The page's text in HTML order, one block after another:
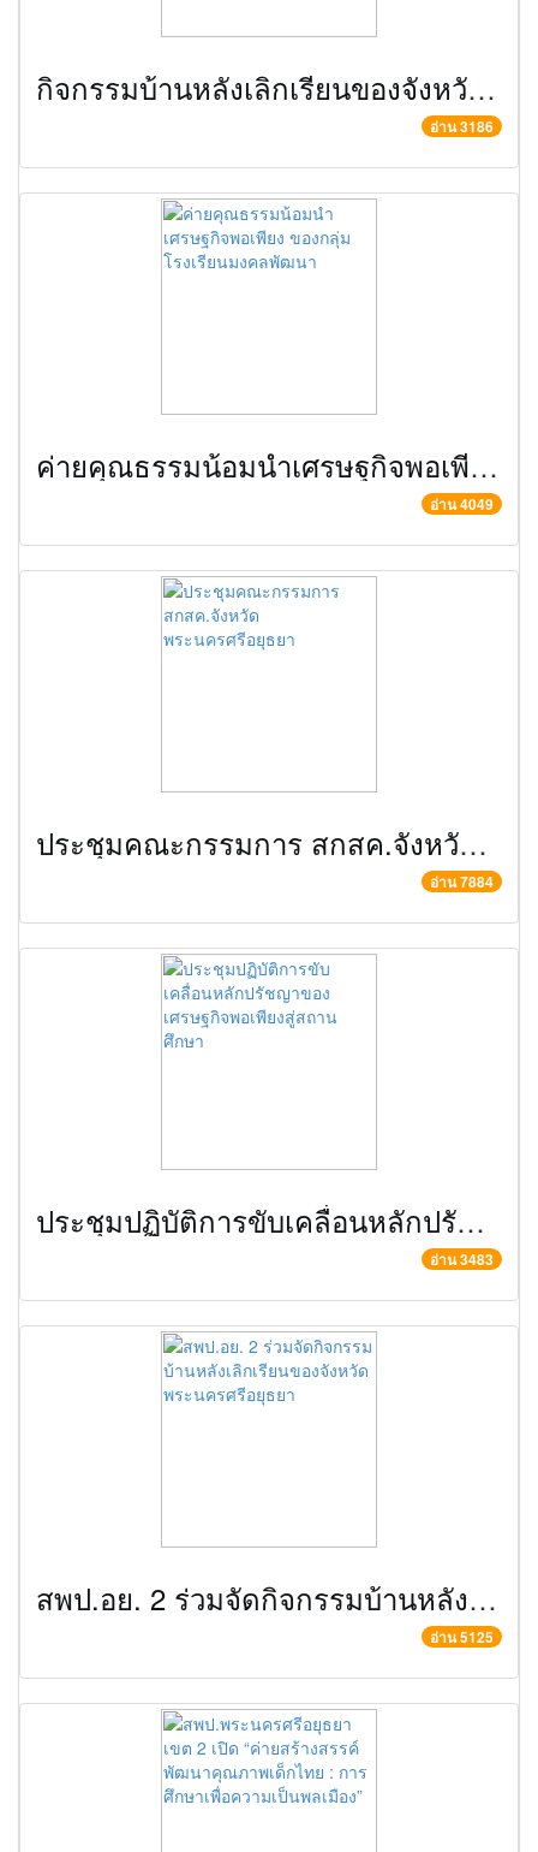
กิจกรรมบ้านหลังเลิกเรียนของจังหวัดพระนครศรีอยุธยา ครั้งที่ 2
อ่าน 3186
ค่ายคุณธรรมน้อมนำเศรษฐกิจพอเพียง ของกลุ่มโรงเรียนมงคลพัฒนา
อ่าน 4049
ประชุมคณะกรรมการ สกสค.จังหวัดพระนครศรีอยุธยา
อ่าน 7884
ประชุมปฏิบัติการขับเคลื่อนหลักปรัชญาของเศรษฐกิจพอเพียงสู่สถานศึกษา
อ่าน 3483
สพป.อย. 2 ร่วมจัดกิจกรรมบ้านหลังเลิกเรียนของจังหวัดพระนครศรีอยุธยา
อ่าน 5125